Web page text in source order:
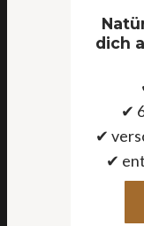
dich
✔
✔
✔